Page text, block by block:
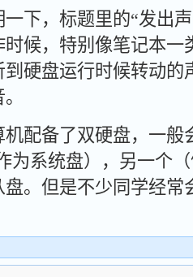
，标题里的“发出声
候，特别像笔记本一
硬盘运行时候转动的
备了双硬盘，一般
为系统盘），另一个
。但是不少同学经常